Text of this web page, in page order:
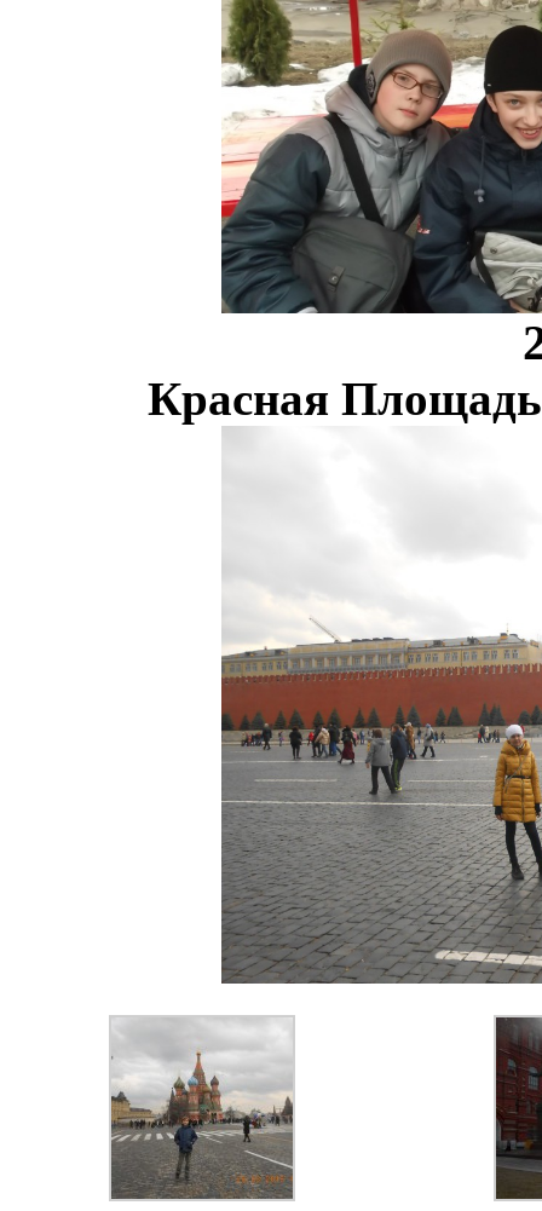
Красная